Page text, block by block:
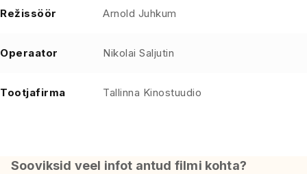
Režissöör Arnold Juhkum
Operaator Nikolai Saljutin
Tootjafirma Tallinna Kinostuudio
Sooviksid veel infot antud filmi kohta?